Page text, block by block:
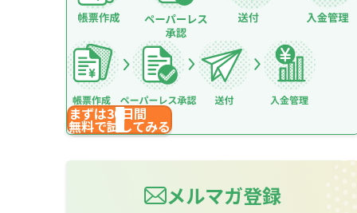
まずは30日間
無料で試してみる
メルマガ登録